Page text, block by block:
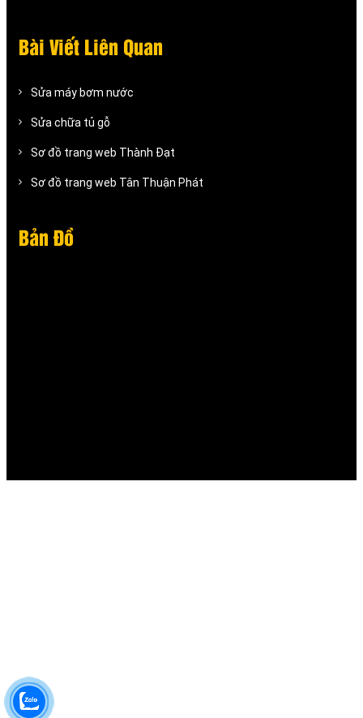
Bài Viết Liên Quan
Sửa máy bơm nước
Sửa chữa tủ gỗ
Sơ đồ trang web Thành Đạt
Sơ đồ trang web Tân Thuận Phát
Bản Đồ